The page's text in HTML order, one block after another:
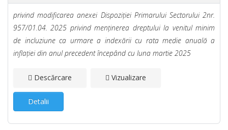
privind modificarea anexei Dispoziţiei Primarului Sectorului 2nr.
957/01.04. 2025 privind menţinerea dreptului la venitul minim
de incluziune ca urmare a indexării cu rata medie anuală a
inflaţiei din anul precedent începând cu luna martie 2025
Descărcare Vizualizare
Detalii